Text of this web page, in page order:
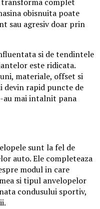
obisnuita poate
sau agresiv doar prin
si de tendintele
este ridicata.
materiale, offset si
devin rapid puncte de
au mai intalnit pana
sunt la fel de
auto. Ele completeaza
modul in care
si tipul anvelopelor
condusului sportiv,